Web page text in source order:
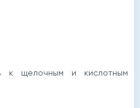
к щелочным и кислотным